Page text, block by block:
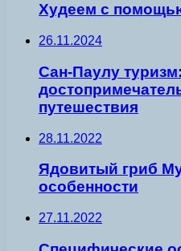
Худеем с
26.11.2024
Сан-Паулу
путешествия
28.11.2022
Ядовитый гриб
особенности
27.11.2022